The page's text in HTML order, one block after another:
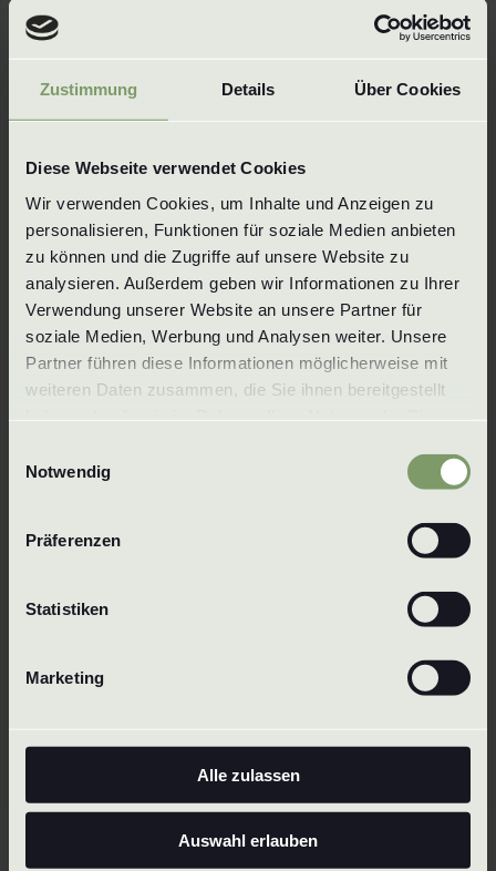
Zustimmung Details Über Cookies
Diese Webseite verwendet Cookies
Wir verwenden Cookies, um Inhalte und Anzeigen zu
personalisieren, Funktionen für soziale Medien anbieten
zu können und die Zugriffe auf unsere Website zu
analysieren. Außerdem geben wir Informationen zu Ihrer
Verwendung unserer Website an unsere Partner für
soziale Medien, Werbung und Analysen weiter. Unsere
Partner führen diese Informationen möglicherweise mit
weiteren Daten zusammen, die Sie ihnen bereitgestellt
unsere Datenschutzerklärung
Notwendig
Präferenzen
Statistiken
Marketing
Alle zulassen
Auswahl erlauben
Internal thread
connections are possible and can be
manufactured according to customer
Materials
Materials
1.4301 / 304
Titan
1.4404 / 316L
1.4571 / 316Ti
Hastelloy
and all other machinable materials
Wir sind Spezialist für kundenspezifische